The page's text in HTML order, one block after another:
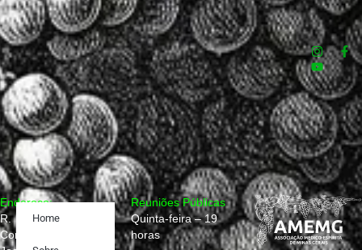
Reuniões Públicas
Quinta-feira – 19
horas
Home
Endereço:
R.
Conselheiro